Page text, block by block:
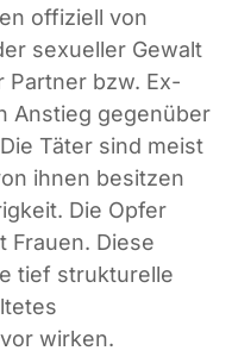
offiziell von
sexueller Gewalt
Partner bzw. Ex-
Anstieg gegenüber
Täter sind meist
ihnen besitzen
Die Opfer
Frauen. Diese
tief strukturelle
wirken.